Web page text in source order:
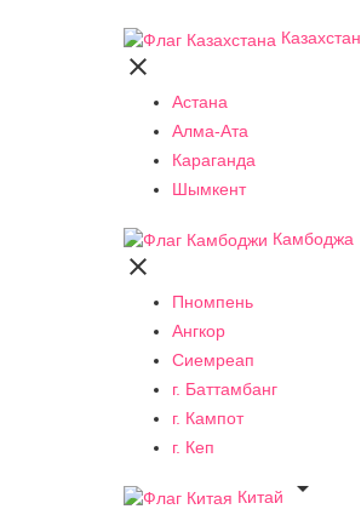
Казахстан

Астана
Алма-Ата
Караганда
Шымкент
Камбоджа

Пномпень
Ангкор
Сиемреап
г. Баттамбанг
г. Кампот
г. Кеп
Китай
